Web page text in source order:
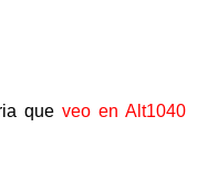
que veo en Alt1040